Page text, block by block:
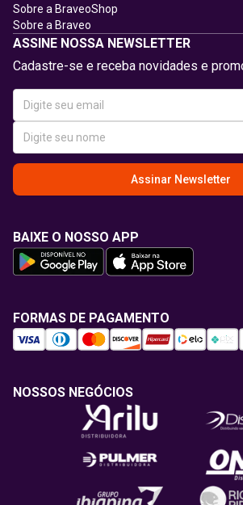
Sobre a BraveoShop
Sobre a Braveo
ASSINE NOSSA NEWSLETTER
Cadastre-se e receba novidades e
Assinar Newsletter
BAIXE O NOSSO APP
FORMAS DE PAGAMENTO
NOSSOS NEGÓCIOS